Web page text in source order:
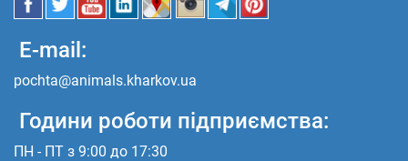
E-mail:
pochta@animals.kharkov.ua
Години роботи підприємства:
ПН - ПТ з 9:00 до 17:30